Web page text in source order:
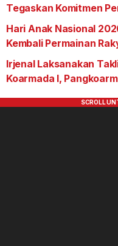
Tegaskan Komitmen
Hari Anak Nasional
Kembali Permainan
Irjenal Laksanakan
Koarmada I,